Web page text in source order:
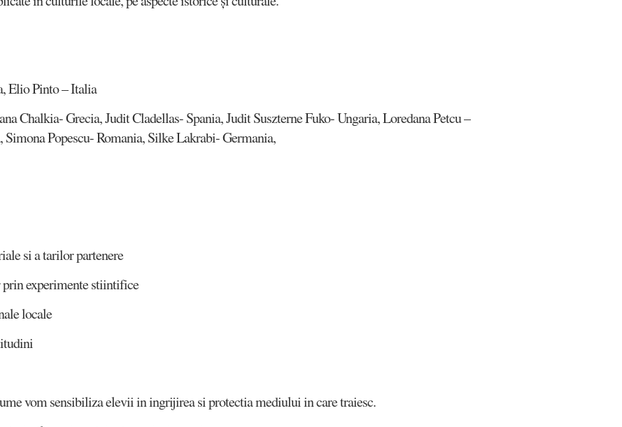
Elio Pinto – Italia
Chalkia- Grecia, Judit Cladellas- Spania, Judit Suszterne Fuko- Ungaria, Loredana Petcu –
Popescu- Romania, Silke Lakrabi- Germania,
si a tarilor partenere
experimente stiintifice
locale
vom sensibiliza elevii in ingrijirea si protectia mediului in care traiesc.